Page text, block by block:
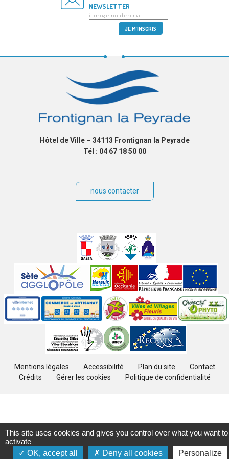
NEWSLETTER
Hôtel de Ville – 34113 Frontignan la Peyrade
Tél : 04 67 18 50 00
nous contacter
partenaires
Labels
Mentions légales Accessibilité Plan du site
Contact
Crédits
Gérer les cookies Politique de confidentialité
This site uses cookies and gives you control over what you want to
activate
OK, accept all
Deny all cookies Personalize